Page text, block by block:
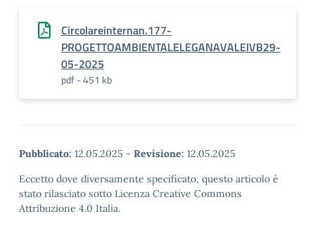
Circolareinternan.177-
PROGETTOAMBIENTALELEGANAVALEIVB29-
05-2025
pdf - 451 kb
Pubblicato: 12.05.2025 - Revisione: 12.05.2025
Eccetto dove diversamente specificato, questo articolo è
stato rilasciato sotto Licenza Creative Commons
Attribuzione 4.0 Italia.